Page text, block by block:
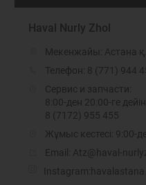
Haval Nurly Zhol
Мекенжайы: Астана
Телефон: 8 (771) 944
Сервис и запчасти:
8:00-ден 20:00-ге дейін
8 (7172) 955 455
Жұмыс кестесі: 9:00-
Email: Atz@haval-
Instagram: